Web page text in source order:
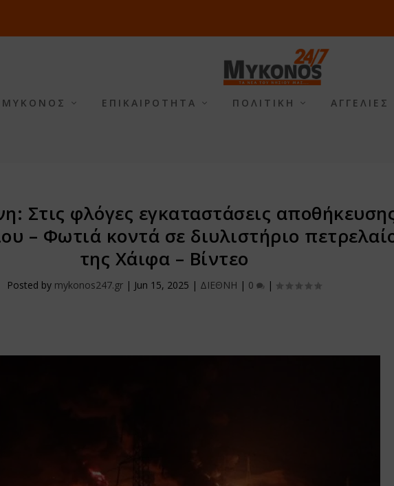
ΜΥΚΟΝΟΣ ΕΠΙΚΑΙΡΟΤΗΤΑ ΠΟΛΙΤΙΚΗ ΑΓΓΕΛΙΕΣ
Στις φλόγες εγκαταστάσεις
– Φωτιά κοντά σε διυλιστήριο
της Χάιφα – Βίντεο
Posted by mykonos247.gr | Jun 15, 2025 | ΔΙΕΘΝΗ | 0 |